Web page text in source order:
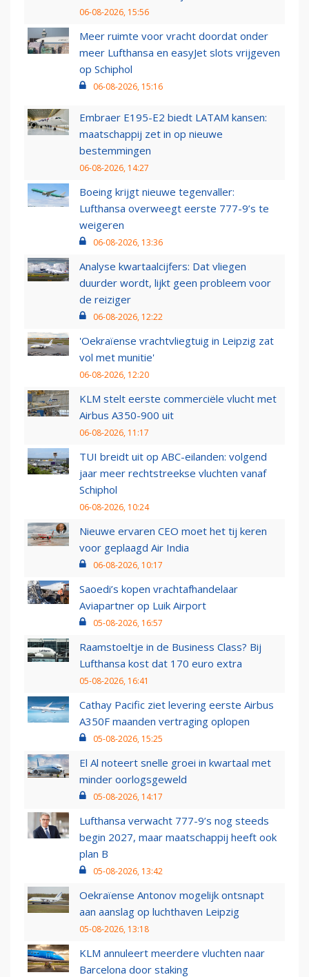
06-08-2026, 15:56
Meer ruimte voor vracht doordat onder
meer Lufthansa en easyJet slots vrijgeven
op Schiphol
06-08-2026, 15:16
Embraer E195-E2 biedt LATAM kansen:
maatschappij zet in op nieuwe
bestemmingen
06-08-2026, 14:27
Boeing krijgt nieuwe tegenvaller:
Lufthansa overweegt eerste 777-9’s te
weigeren
06-08-2026, 13:36
Analyse kwartaalcijfers: Dat vliegen
duurder wordt, lijkt geen probleem voor
de reiziger
06-08-2026, 12:22
'Oekraïense vrachtvliegtuig in Leipzig zat
vol met munitie'
06-08-2026, 12:20
KLM stelt eerste commerciële vlucht met
Airbus A350-900 uit
06-08-2026, 11:17
TUI breidt uit op ABC-eilanden: volgend
jaar meer rechtstreekse vluchten vanaf
Schiphol
06-08-2026, 10:24
Nieuwe ervaren CEO moet het tij keren
voor geplaagd Air India
06-08-2026, 10:17
Saoedi’s kopen vrachtafhandelaar
Aviapartner op Luik Airport
05-08-2026, 16:57
Raamstoeltje in de Business Class? Bij
Lufthansa kost dat 170 euro extra
05-08-2026, 16:41
Cathay Pacific ziet levering eerste Airbus
A350F maanden vertraging oplopen
05-08-2026, 15:25
El Al noteert snelle groei in kwartaal met
minder oorlogsgeweld
05-08-2026, 14:17
Lufthansa verwacht 777-9’s nog steeds
begin 2027, maar maatschappij heeft ook
plan B
05-08-2026, 13:42
Oekraïense Antonov mogelijk ontsnapt
aan aanslag op luchthaven Leipzig
05-08-2026, 13:18
KLM annuleert meerdere vluchten naar
Barcelona door staking